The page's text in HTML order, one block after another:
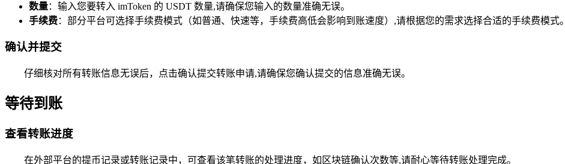
数量：输入您要转入 imToken 的 USDT 数量,请确保您输入的数量准确无误。
手续费：部分平台可选择手续费模式（如普通、快速等，手续费高低会影响到账速度）,请根据您的需求选择合适的手续费模式。
确认并提交
仔细核对所有转账信息无误后，点击确认提交转账申请,请确保您确认提交的信息准确无误。
等待到账
查看转账进度
在外部平台的提币记录或转账记录中，可查看该笔转账的处理进度，如区块链确认次数等,请耐心等待转账处理完成。